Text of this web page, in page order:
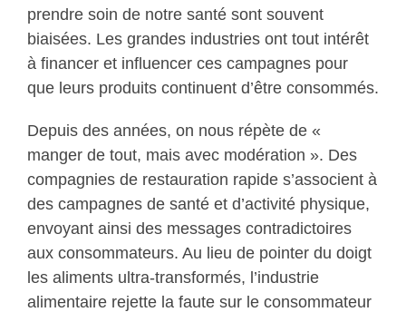
prendre soin de notre santé sont souvent
biaisées. Les grandes industries ont tout intérêt
à financer et influencer ces campagnes pour
que leurs produits continuent d’être consommés.
Depuis des années, on nous répète de «
manger de tout, mais avec modération ». Des
compagnies de restauration rapide s’associent à
des campagnes de santé et d’activité physique,
envoyant ainsi des messages contradictoires
aux consommateurs. Au lieu de pointer du doigt
les aliments ultra-transformés, l’industrie
alimentaire rejette la faute sur le consommateur